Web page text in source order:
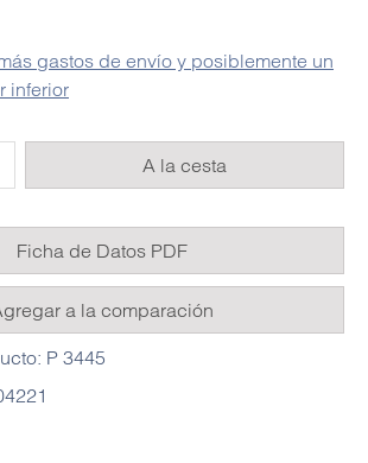
gastos de envío y posiblemente un
inferior
producto: introduce la
A la cesta
Ficha de Datos PDF
a la comparación
P 3445